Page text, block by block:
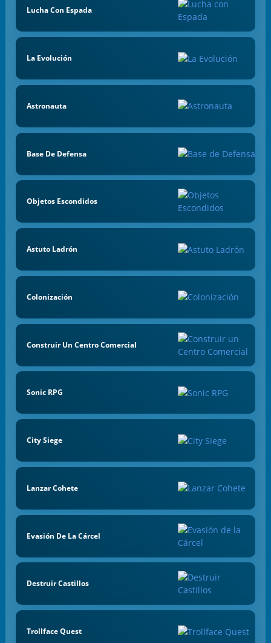
Lucha Con Espada
La Evolución
Astronauta
Base De Defensa
Objetos Escondidos
Astuto Ladrón
Colonización
Construir Un Centro Comercial
Sonic RPG
City Siege
Lanzar Cohete
Evasión De La Cárcel
Destruir Castillos
Trollface Quest